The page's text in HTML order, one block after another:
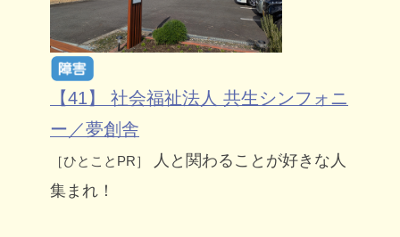
【41】 社会福祉法人 共生シンフォニ
ー／夢創舎
［ひとことPR］
人と関わることが好きな人
集まれ！